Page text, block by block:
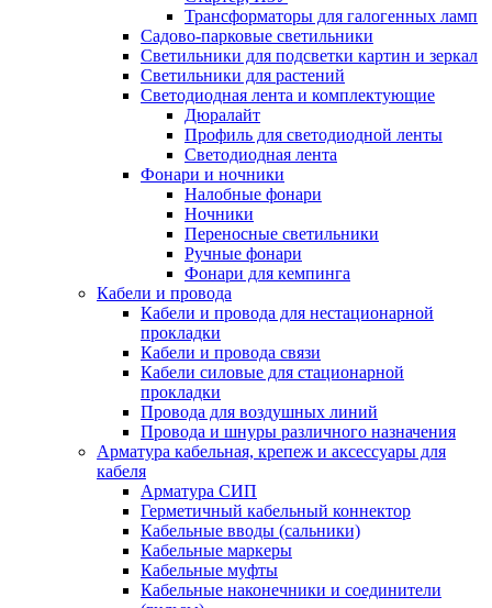
Трансформаторы для галогенных ламп
Садово-парковые светильники
Светильники для подсветки картин и зеркал
Светильники для растений
Светодиодная лента и комплектующие
Дюралайт
Профиль для светодиодной ленты
Светодиодная лента
Фонари и ночники
Налобные фонари
Ночники
Переносные светильники
Ручные фонари
Фонари для кемпинга
Кабели и провода
Кабели и провода для нестационарной
прокладки
Кабели и провода связи
Кабели силовые для стационарной
прокладки
Провода для воздушных линий
Провода и шнуры различного назначения
Арматура кабельная, крепеж и аксессуары для
кабеля
Арматура СИП
Герметичный кабельный коннектор
Кабельные вводы (сальники)
Кабельные маркеры
Кабельные муфты
Кабельные наконечники и соединители